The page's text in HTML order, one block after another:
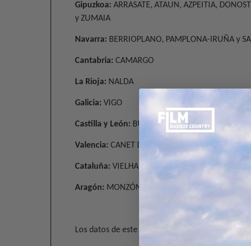
Gipuzkoa:ARRASATE, ATAUN, AZPEITIA,
y ZUMAIA
Navarra: BERRIOPLANO, PAMPLONA-IRUÑA y
Cantabria: CAMARGO
La Rioja: NALDA
Galicia: VIGO
Castilla y León: BURGOS y VALLADOLID
Valencia: CANET D’EN BERENGUER
Cataluña: VIELHA E MIJARÁN
Aragón: MONZÓN
Los datos de este año son parejos a las